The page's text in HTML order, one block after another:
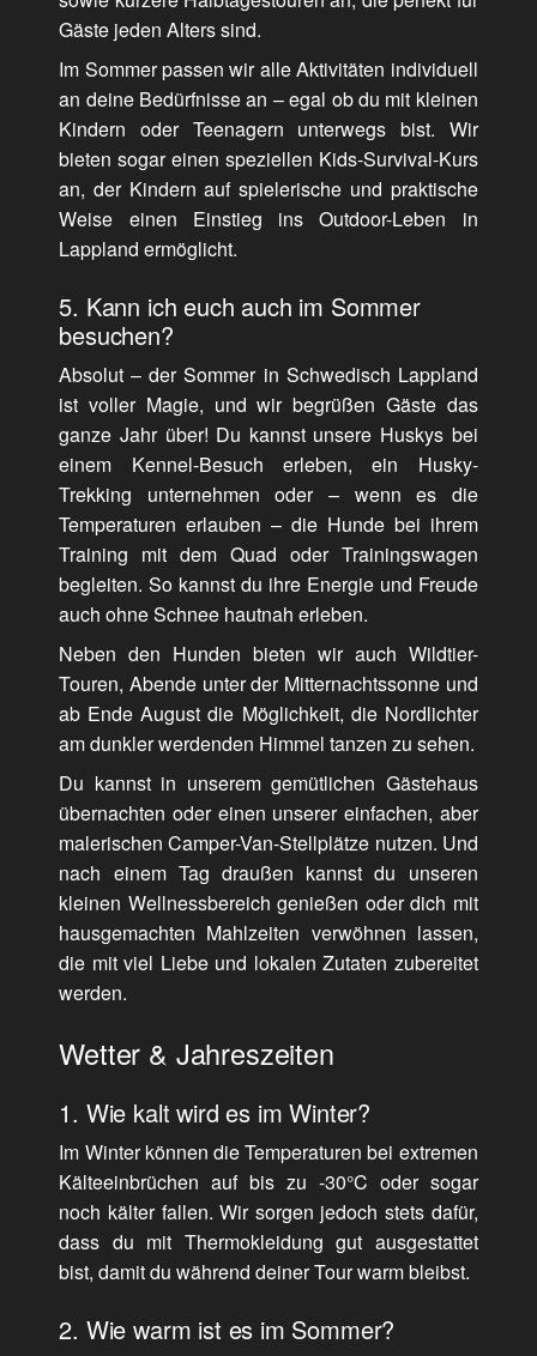
Gäste jeden Alters sind.
Im Sommer passen wir alle Aktivitäten individuell
an deine Bedürfnisse an – egal ob du mit kleinen
Kindern oder Teenagern unterwegs bist. Wir
bieten sogar einen speziellen Kids-Survival-Kurs
an, der Kindern auf spielerische und praktische
Weise einen Einstieg ins Outdoor-Leben in
Lappland ermöglicht.
5. Kann ich euch auch im Sommer
besuchen?
Absolut – der Sommer in Schwedisch Lappland
ist voller Magie, und wir begrüßen Gäste das
ganze Jahr über! Du kannst unsere Huskys bei
einem Kennel-Besuch erleben, ein Husky-
Trekking unternehmen oder – wenn es die
Temperaturen erlauben – die Hunde bei ihrem
Training mit dem Quad oder Trainingswagen
begleiten. So kannst du ihre Energie und Freude
auch ohne Schnee hautnah erleben.
Neben den Hunden bieten wir auch Wildtier-
Touren, Abende unter der Mitternachtssonne und
ab Ende August die Möglichkeit, die Nordlichter
am dunkler werdenden Himmel tanzen zu sehen.
Du kannst in unserem gemütlichen Gästehaus
übernachten oder einen unserer einfachen, aber
malerischen Camper-Van-Stellplätze nutzen. Und
nach einem Tag draußen kannst du unseren
kleinen Wellnessbereich genießen oder dich mit
hausgemachten Mahlzeiten verwöhnen lassen,
die mit viel Liebe und lokalen Zutaten zubereitet
werden.
Wetter & Jahreszeiten
1. Wie kalt wird es im Winter?
Im Winter können die Temperaturen bei extremen
Kälteeinbrüchen auf bis zu -30°C oder sogar
noch kälter fallen. Wir sorgen jedoch stets dafür,
dass du mit Thermokleidung gut ausgestattet
bist, damit du während deiner Tour warm bleibst.
2. Wie warm ist es im Sommer?